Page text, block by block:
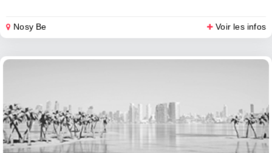
Nosy Be Voir les infos